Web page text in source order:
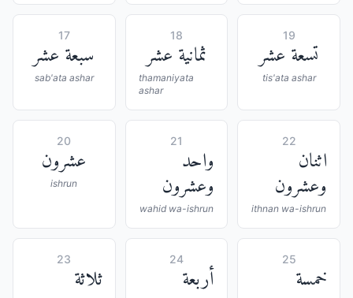
17
سبعة عشر
sab'ata ashar
18
ثمانية عشر
thamaniyata
ashar
19
تسعة عشر
tis'ata ashar
20
عشرون
ishrun
21
واحد
وعشرون
wahid wa-ishrun
22
اثنان
وعشرون
ithnan wa-ishrun
23
ثلاثة
24
أربعة
25
خمسة